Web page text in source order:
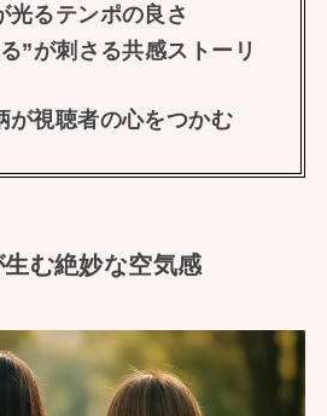
光るテンポの良さ
”が刺さる共感ストーリ
が視聴者の心をつかむ
む絶妙な空気感